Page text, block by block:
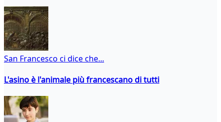
San Francesco ci dice che...
L'asino è l'animale più francescano di tutti